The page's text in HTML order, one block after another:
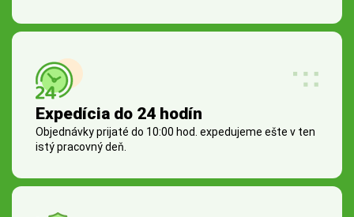
Expedícia do 24 hodín
Objednávky prijaté do 10:00 hod. expedujeme ešte v ten
istý pracovný deň.